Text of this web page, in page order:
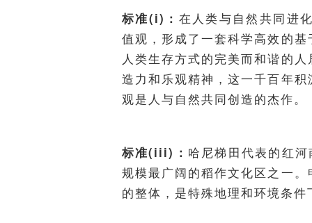
标准(i)： 在人类与自然共同进
值观，形成了一套科学高效的
人类生存方式的完美而和谐的
造力和乐观精神，这一千百年
观是人与自然共同创造的杰作。
标准(iii)： 哈尼梯田代表的红
规模最广阔的稻作文化区之一
的整体，是特殊地理和环境条